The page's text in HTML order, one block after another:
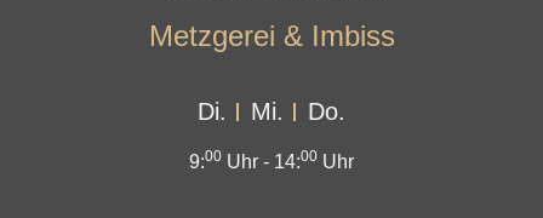
Metzgerei & Imbiss
Di. Mi. Do.
9:00 Uhr - 14:00 Uhr